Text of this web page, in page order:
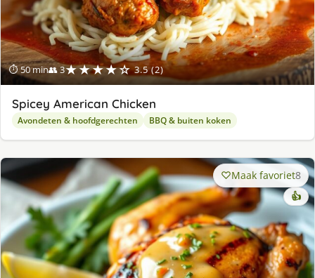
⏱ 50 min👥 3★★★★☆ 3.5 (2)
Spicey American Chicken
Avondeten & hoofdgerechten BBQ & buiten koken
Maak favoriet8
👍